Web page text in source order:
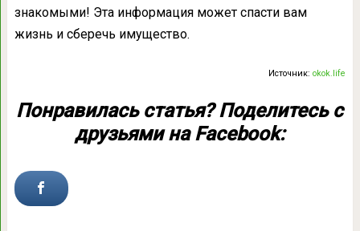
знакомыми! Эта информация может спасти вам
жизнь и сберечь имущество.
Источник:okok.life
Понравилась статья? Поделитесь с
друзьями на Facebook: